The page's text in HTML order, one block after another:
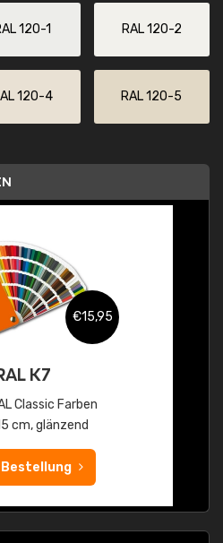
120-1 RAL 120-2
120-4 RAL 120-5
€15,95
K7
Classic Farben
cm, glänzend
Bestellung